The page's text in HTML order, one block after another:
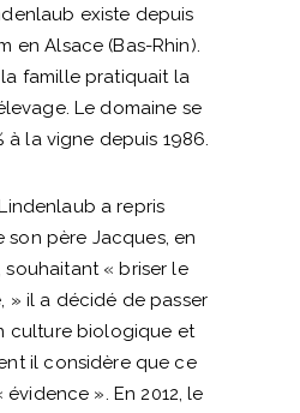
existe depuis
en Alsace (Bas-Rhin).
la famille pratiquait la
Le domaine se
à la vigne depuis 1986.
a repris
son père Jacques, en
souhaitant « briser le
» il a décidé de passer
culture biologique et
il considère que ce
». En 2012, le